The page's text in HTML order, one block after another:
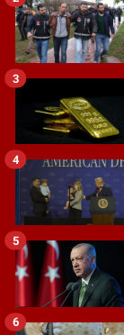
3
4
5
6